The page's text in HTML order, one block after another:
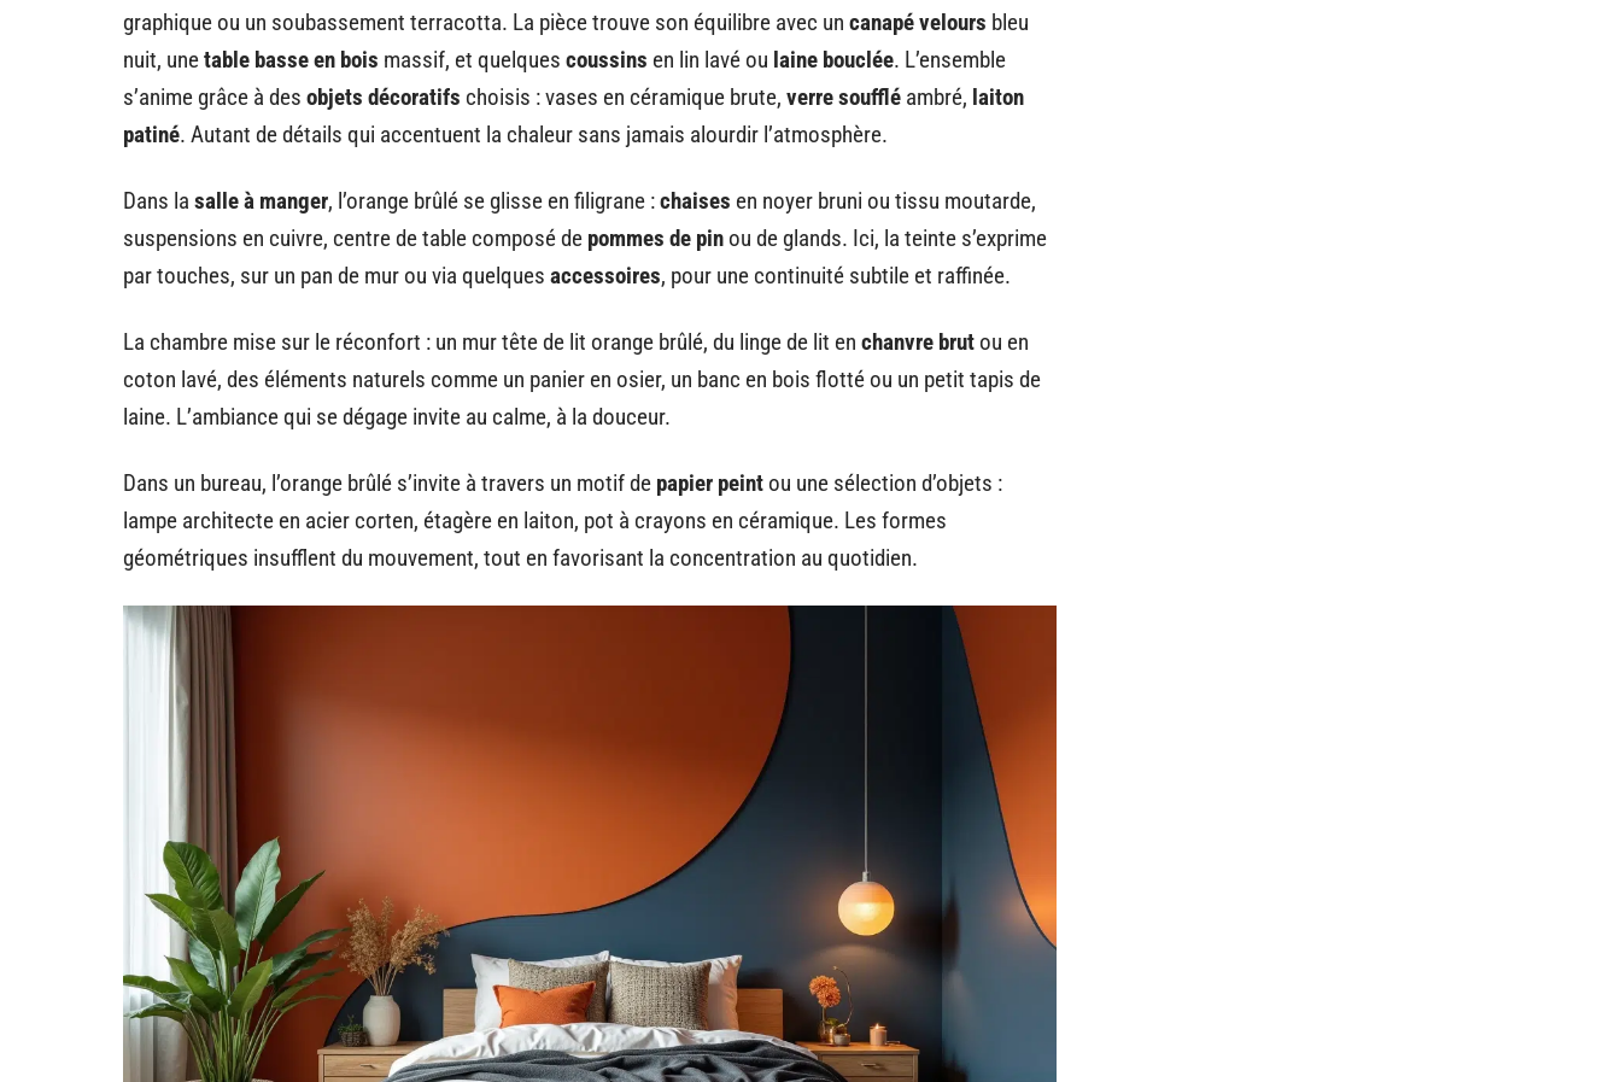
graphique ou un soubassement terracotta. La pièce trouve son équilibre avec un canapé velours bleu
nuit, unetable basse en bois massif, et quelques coussins en lin lavé ou laine bouclée. L’ensemble
s’anime grâce à des objets décoratifs choisis : vases en céramique brute, verre soufflé ambré, laiton
patiné. Autant de détails qui accentuent la chaleur sans jamais alourdir l’atmosphère.
Dans la salle à manger, l’orange brûlé se glisse en filigrane :chaises en noyer bruni ou tissu moutarde,
suspensions en cuivre, centre de table composé de pommes de pin ou de glands. Ici, la teinte s’exprime
par touches, sur un pan de mur ou via quelques accessoires, pour une continuité subtile et raffinée.
La chambre mise sur le réconfort : un mur tête de lit orange brûlé, du linge de lit en chanvre brut ou en
coton lavé, des éléments naturels comme un panier en osier, un banc en bois flotté ou un petit tapis de
laine. L’ambiance qui se dégage invite au calme, à la douceur.
Dans un bureau, l’orange brûlé s’invite à travers un motif de papier peint ou une sélection d’objets :
lampe architecte en acier corten, étagère en laiton, pot à crayons en céramique. Les formes
géométriques insufflent du mouvement, tout en favorisant la concentration au quotidien.